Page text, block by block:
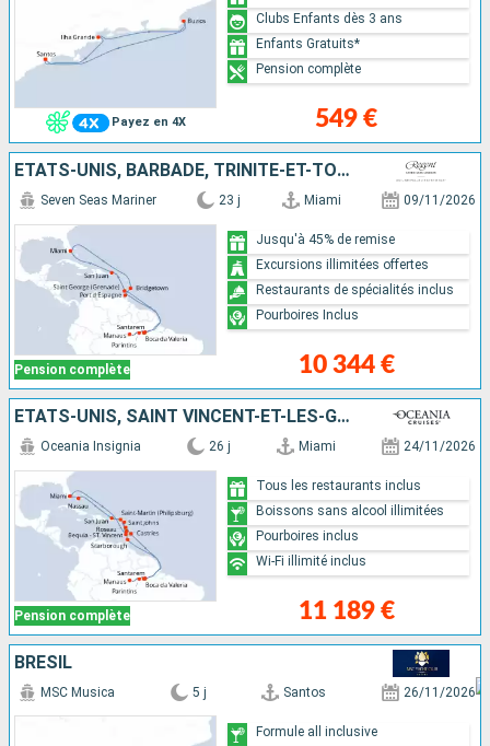
Payez en 4X 549 €
Clubs Enfants dès 3 ans
Enfants Gratuits*
Pension complète
ÉTATS-UNIS, BARBADE, TRINITÉ-ET-TOBAGO, BRÉSIL, GRENADE, PORTO RICO
Pension complète
Seven Seas Mariner 23 j Miami 09/11/2026
10 344 €
Jusqu'à 45% de remise
Excursions illimitées offertes
Restaurants de spécialités inclus
Pourboires Inclus
ÉTATS-UNIS, SAINT VINCENT-ET-LES-GRENADINES, ANTIGUA-ET-BARBUDA, SAINTE-LUCIE, TRINITÉ-ET-TOBAGO, BRÉSIL, BARBADE, DOMINIQUE, SAINT-MARTIN, PORTO RICO, BAHAMAS
Pension complète
Oceania Insignia 26 j Miami 24/11/2026
11 189 €
Tous les restaurants inclus
Boissons sans alcool illimitées
Pourboires inclus
Wi-Fi illimité inclus
BRÉSIL
MSC Musica 5 j Santos 26/11/2026
Formule all inclusive